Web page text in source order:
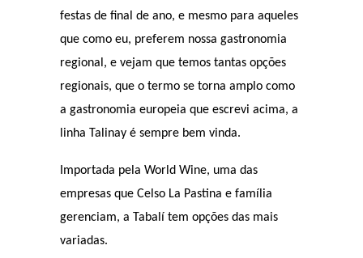
festas de final de ano, e mesmo para aqueles
que como eu, preferem nossa gastronomia
regional, e vejam que temos tantas opções
regionais, que o termo se torna amplo como
a gastronomia europeia que escrevi acima, a
linha Talinay é sempre bem vinda.
Importada pela World Wine, uma das
empresas que Celso La Pastina e família
gerenciam, a Tabalí tem opções das mais
variadas.